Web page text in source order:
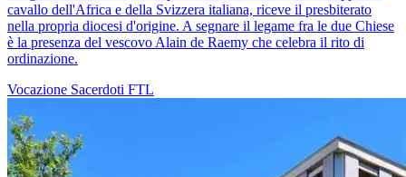
cavallo dell'Africa e della Svizzera italiana, riceve il presbiterato
nella propria diocesi d'origine. A segnare il legame fra le due Chiese
è la presenza del vescovo Alain de Raemy che celebra il rito di
ordinazione.
Vocazione Sacerdoti FTL